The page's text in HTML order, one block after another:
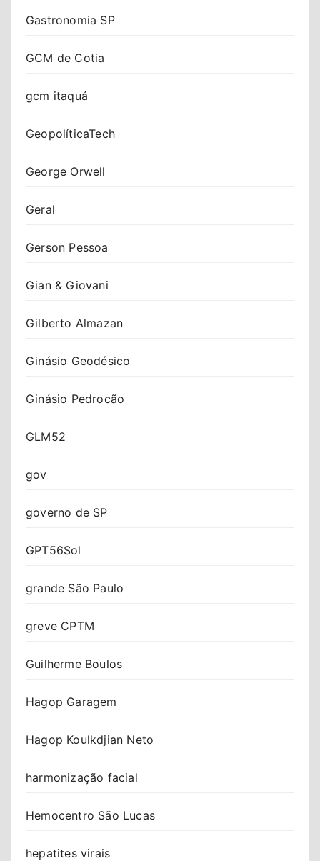
Gastronomia SP
GCM de Cotia
gcm itaquá
GeopolíticaTech
George Orwell
Geral
Gerson Pessoa
Gian & Giovani
Gilberto Almazan
Ginásio Geodésico
Ginásio Pedrocão
GLM52
gov
governo de SP
GPT56Sol
grande São Paulo
greve CPTM
Guilherme Boulos
Hagop Garagem
Hagop Koulkdjian Neto
harmonização facial
Hemocentro São Lucas
hepatites virais